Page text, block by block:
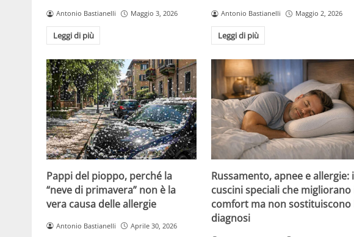
Antonio Bastianelli Maggio 3, 2026
Leggi di più
Antonio Bastianelli Maggio 2, 2026
Leggi di più
Pappi del pioppo, perché la
“neve di primavera” non è la
vera causa delle allergie
Antonio Bastianelli Aprile 30, 2026
Russamento, apnee e allergie: i
cuscini speciali che migliorano
comfort ma non sostituiscono
diagnosi